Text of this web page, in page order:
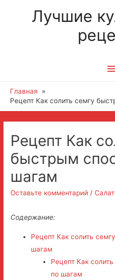
Лучшие
Главная
Рецепт Как солить семгу
Рецепт Как
быстрым
шагам
Оставьте комментарий /
Содержание:
Рецепт Как солить
шагам
Рецепт Как
по шагам
по
записям